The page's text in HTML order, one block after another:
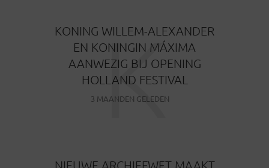
KONING WILLEM-ALEXANDER
EN KONINGIN MÁXIMA
AANWEZIG BIJ OPENING
HOLLAND FESTIVAL
3 MAANDEN GELEDEN
K
NIEUWE ARCHIEFWET MAAKT